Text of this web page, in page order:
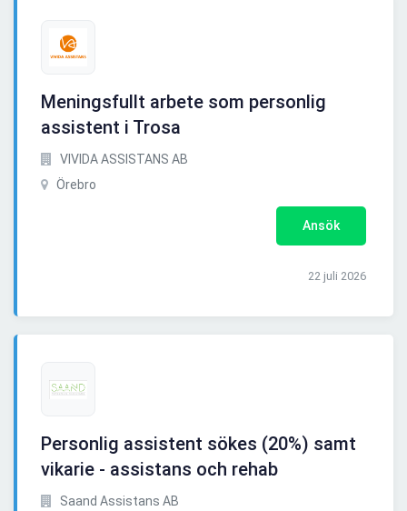
Meningsfullt arbete som personlig
assistent i Trosa
VIVIDA ASSISTANS AB
Örebro
Ansök
22 juli 2026
Personlig assistent sökes (20%) samt
vikarie - assistans och rehab
Saand Assistans AB